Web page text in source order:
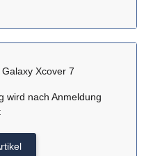
Xcover 7
wird nach Anmeldung